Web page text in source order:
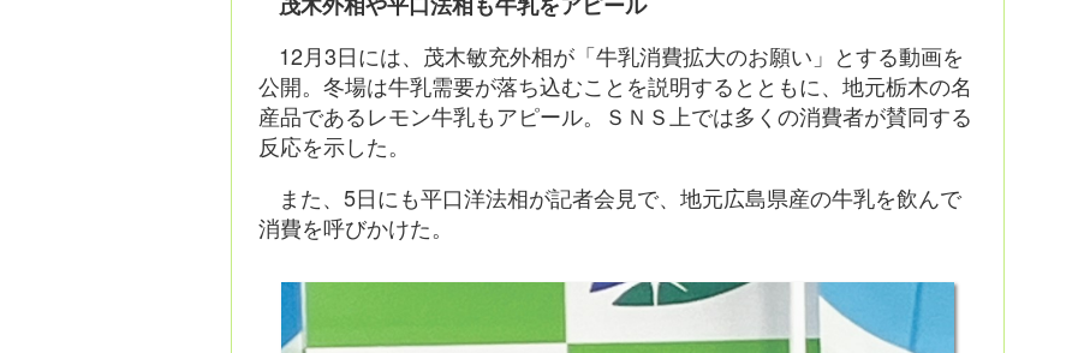
12月3日には、茂木敏充外相が「牛乳消費拡大のお願い」とする動画を
公開。冬場は牛乳需要が落ち込むことを説明するとともに、地元栃木の名
産品であるレモン牛乳もアピール。ＳＮＳ上では多くの消費者が賛同する
反応を示した。
また、5日にも平口洋法相が記者会見で、地元広島県産の牛乳を飲んで
消費を呼びかけた。